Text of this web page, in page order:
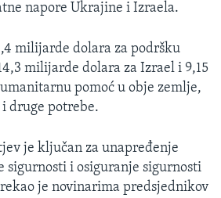
napore Ukrajine i Izraela.
milijarde dolara za podršku
milijarde dolara za Izrael i 9,15
pomoć u obje zemlje,
druge potrebe.
je ključan za unapređenje
sigurnosti i osiguranje sigurnosti
je novinarima predsjednikov